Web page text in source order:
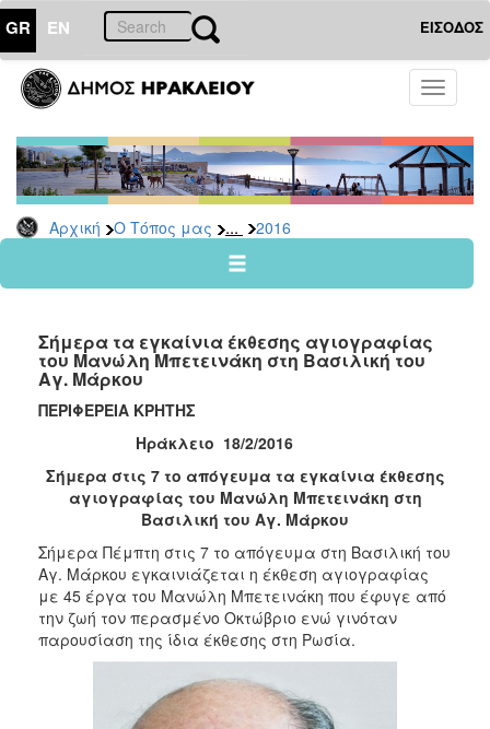
GR EN ΕΙΣΟΔΟΣ
Toggle
Αρχική Ο Τόπος μας ... 2016
ΤΟΠΟΣ
ΜΑΣ
Ανακοινώσεις
Αρχείο
2026
2024
2022
2021
2020
2018
2016
2015
2012
2011
Σήμερα τα εγκαίνια έκθεσης αγιογραφίας
του Μανώλη Μπετεινάκη στη Βασιλική του
Αγ. Μάρκου
ΠΕΡΙΦΕΡΕΙΑ ΚΡΗΤΗΣ
Ηράκλειο 18/2/2016
Σήμερα στις 7 το απόγευμα τα εγκαίνια έκθεσης
αγιογραφίας του Μανώλη Μπετεινάκη στη
Βασιλική του Αγ. Μάρκου
Σήμερα Πέμπτη στις 7 το απόγευμα στη Βασιλική του
Αγ. Μάρκου εγκαινιάζεται η έκθεση αγιογραφίας
με 45 έργα του Μανώλη Μπετεινάκη που έφυγε από
την ζωή τον περασμένο Οκτώβριο ενώ γινόταν
παρουσίαση της ίδια έκθεσης στη Ρωσία.